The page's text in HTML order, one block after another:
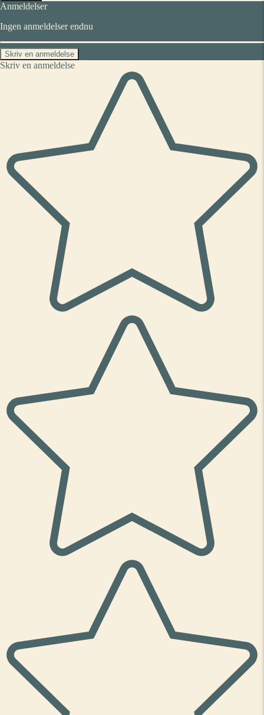
Anmeldelser
Ingen anmeldelser endnu
Skriv en anmeldelse
Skriv en anmeldelse